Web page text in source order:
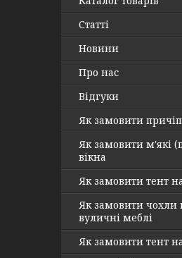
Статті
Новини
Про нас
Відгуки
Як замовити причіп
Як замовити м'які
вікна
Як замовити тент
Як замовити чохли
вуличні меблі
Як замовити тент